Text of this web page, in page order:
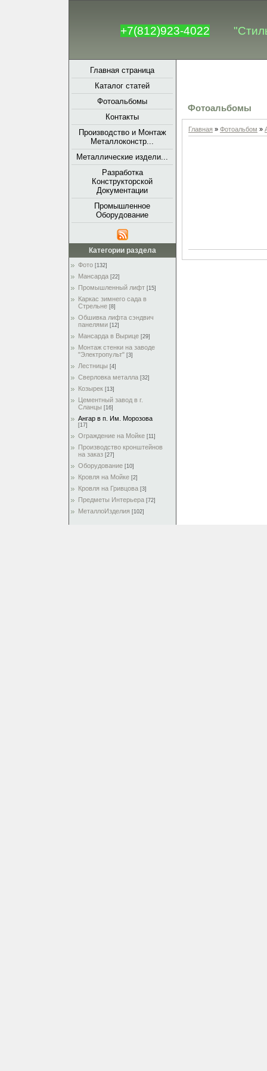
+7(812)923-4022
Главная страница
Каталог статей
Фотоальбомы
Контакты
Производство и Монтаж
Металлоконстр...
Металлические издели...
Разработка
Конструкторской
Документации
Промышленное
Оборудование
Категории раздела
Фото [132]
Мансарда [22]
Промышленный лифт [15]
Каркас зимнего сада в
Стрельне [8]
Обшивка лифта сэндвич
панелями [12]
Мансарда в Вырице [29]
Монтаж стенки на заводе
"Электропульт" [3]
Лестницы [4]
Сверловка металла [32]
Козырек [13]
Цементный завод в г.
Сланцы [16]
Ангар в п. Им. Морозова
[17]
Ограждение на Мойке [11]
Производство кронштейнов
на заказ [27]
Оборудование [10]
Кровля на Мойке [2]
Кровля на Гривцова [3]
Предметы Интерьера [72]
МеталлоИзделия [102]
Фотоальбомы
Главная » Фотоальбом »